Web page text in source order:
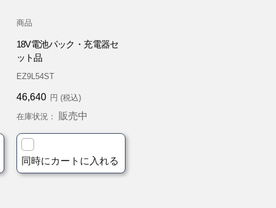
商品
18V電池パック・充電器セ
ット品
EZ9L54ST
46,640 円 (税込)
在庫状況： 販売中
同時にカートに入れる